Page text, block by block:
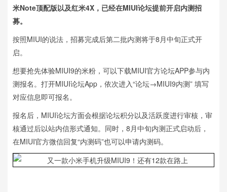
米Note顶配版以及红米4X，已经在MIUI论坛提前开启内测招
募。
按照MIUI的说法，招募完成后第二批内测将于8月中旬正式开
启。
想要抢先体验MIUI9的米粉，可以下载MIUI官方论坛APP参与内
测报名。打开MIUI论坛App，依次进入“论坛→MIUI9内测” 填写
对应信息即可报名。
报名后，MIUI论坛方面会根据论坛积分以及活跃度进行审核，审
核通过后以站内信形式通知。同时，8月中旬内测正式启动后，
在MIUI官方微信回复“内测码”也可以申请内测码。